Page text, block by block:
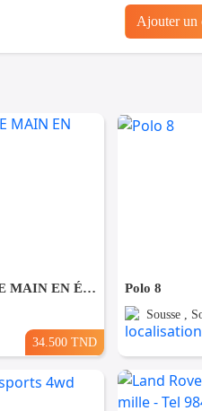
Ajouter un
CITROËN C 3 PREMIÈRE MAIN EN ÉTAT NEUF
34.500 TND
Polo 8
Sousse ,